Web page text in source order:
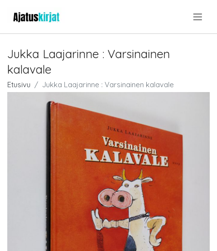
Jukka Laajarinne : Varsinainen
kalavale
Etusivu Jukka Laajarinne : Varsinainen kalavale